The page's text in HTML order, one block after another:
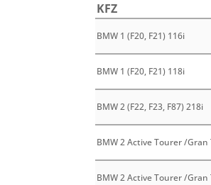
KFZ
BMW 1 (F20, F21) 116i
BMW 1 (F20, F21) 118i
BMW 2 (F22, F23, F87) 218i
BMW 2 Active Tourer /Gran
BMW 2 Active Tourer /Gran